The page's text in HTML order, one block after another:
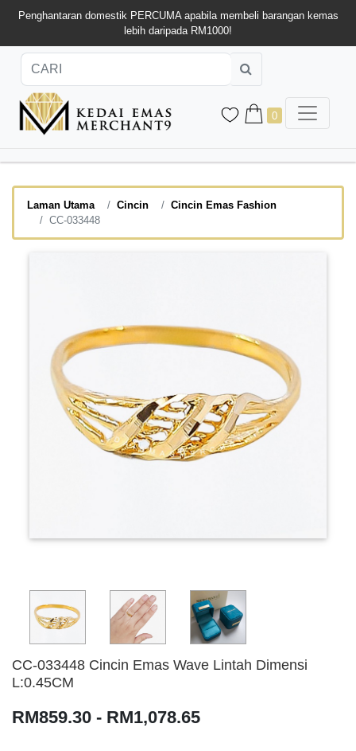
Penghantaran domestik PERCUMA apabila membeli barangan kemas
lebih daripada RM1000!
0
Laman Utama Cincin
Cincin Emas Fashion
CC-033448
CC-033448 Cincin Emas Wave Lintah Dimensi
L:0.45CM
RM859.30 - RM1,078.65